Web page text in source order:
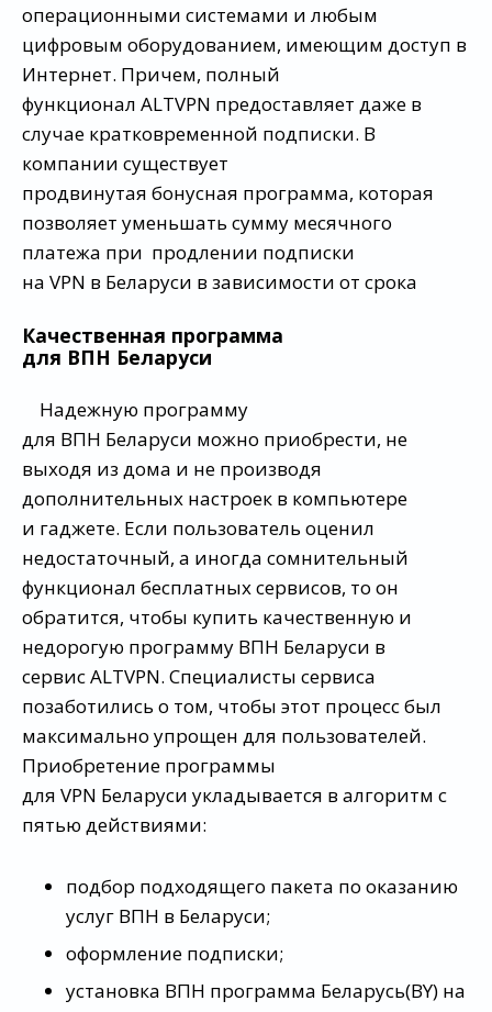
операционными системами и любым
цифровым оборудованием, имеющим доступ в
Интернет. Причем, полный
функционал ALTVPN предоставляет даже в
случае кратковременной подписки. В
компании существует
продвинутая бонусная программа, которая
позволяет уменьшать сумму месячного
платежа при продлении подписки
на VPN в Беларуси в зависимости от срока
Качественная программа
для ВПН Беларуси
Надежную программу
для ВПН Беларуси можно приобрести, не
выходя из дома и не производя
дополнительных настроек в компьютере
и гаджете. Если пользователь оценил
недостаточный, а иногда сомнительный
функционал бесплатных сервисов, то он
обратится, чтобы купить качественную и
недорогую программу ВПН Беларуси в
сервис ALTVPN. Специалисты сервиса
позаботились о том, чтобы этот процесс был
максимально упрощен для пользователей.
Приобретение программы
для VPN Беларуси укладывается в алгоритм с
пятью действиями:
подбор подходящего пакета по оказанию
услуг ВПН в Беларуси;
оформление подписки;
установка ВПН программа Беларусь(BY) на